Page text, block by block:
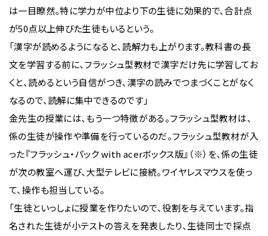
は一目瞭然。特に学力が中位より下の生徒に効果的で、合計点
が50点以上伸びた生徒もいるという。
「漢字が読めるようになると、読解力も上がります。教科書の長
文を学習する前に、フラッシュ型教材で漢字だけ先に学習してお
くと、読めるという自信がつき、漢字の読みでつまづくことがなく
なるので、読解に集中できるのです」
金先生の授業には、もう一つ特徴がある。フラッシュ型教材は、
係の生徒が操作や準備を行っているのだ。フラッシュ型教材が入
った『フラッシュ・パック with acerボックス版』（※）を、係の生徒
が次の教室へ運び、大型テレビに接続。ワイヤレスマウスを使っ
て、操作も担当している。
「生徒といっしょに授業を作りたいので、役割を与えています。指
名された生徒が小テストの答えを発表したり、生徒同士で採点